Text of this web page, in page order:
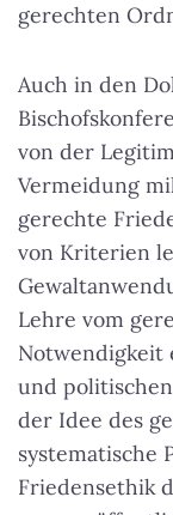
gerechten
Auch in den
von der
Vermeidung
gerechte
von Kriterien
Lehre vom
Notwendigkeit
und
der Idee des
systematische
Friedensethik